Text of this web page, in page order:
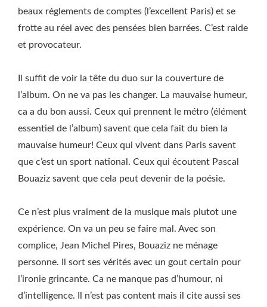
beaux réglements de comptes (l’excellent Paris) et se
frotte au réel avec des pensées bien barrées. C’est raide
et provocateur.
Il suffit de voir la tête du duo sur la couverture de
l’album. On ne va pas les changer. La mauvaise humeur,
ca a du bon aussi. Ceux qui prennent le métro (élément
essentiel de l’album) savent que cela fait du bien la
mauvaise humeur! Ceux qui vivent dans Paris savent
que c’est un sport national. Ceux qui écoutent Pascal
Bouaziz savent que cela peut devenir de la poésie.
Ce n’est plus vraiment de la musique mais plutot une
expérience. On va un peu se faire mal. Avec son
complice, Jean Michel Pires, Bouaziz ne ménage
personne. Il sort ses vérités avec un gout certain pour
l’ironie grincante. Ca ne manque pas d’humour, ni
d’intelligence. Il n’est pas content mais il cite aussi ses